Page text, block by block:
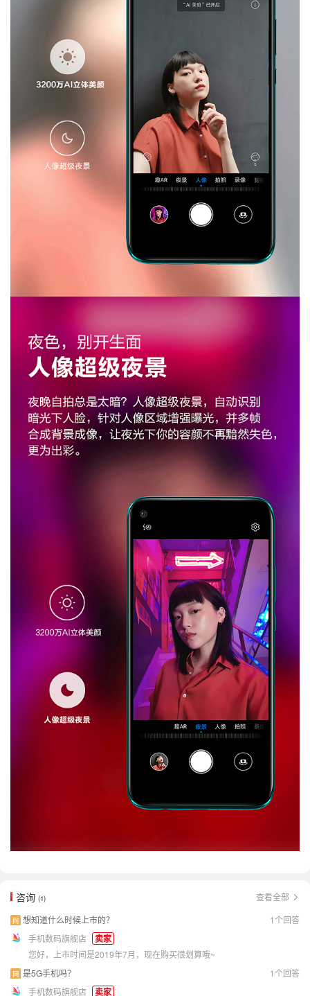
咨询 (1) 查看全部
问 想知道什么时候上市的？
1个回答
手机数码旗舰店
卖家
您好，上市时间是2019年7月，现在购买很划算哦~
问 是5G手机吗？
1个回答
手机数码旗舰店
卖家